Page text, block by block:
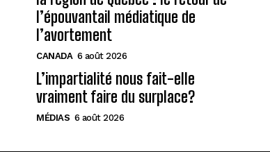
l’épouvantail médiatique de
l’avortement
CANADA 6 août 2026
L’impartialité nous fait-elle
vraiment faire du surplace?
MÉDIAS 6 août 2026